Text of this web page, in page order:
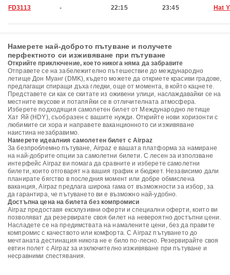
FD3113 - 22:15 23:45 Hat
Намерете най-доброто пътуване и получете
перфектното си изживяване при пътуване
Открийте приключение, което никога няма да забравите
Отправете се на забележително пътешествие до международно
летище Дон Муанг (DMK), където можете да откриете красиви градове,
предлагащи спиращи дъха гледки, още от момента, в който кацнете.
Представете си как се скитате из оживени улици, наслаждавайки се на
местните вкусове и потапяйки се в отличителната атмосфера.
Изберете подходящия самолетен билет от Международно летище
Хат Яй (HDY), съобразен с вашите нужди. Открийте нови хоризонти с
любимите си хора и направете ваканционното си изживяване
наистина незабравимо.
Намерете идеалния самолетен билет с Airpaz
За безпроблемно пътуване, Airpaz е вашата платформа за намиране
на най-добрите опции за самолетни билети. С лесен за използване
интерфейс Airpaz ви помага да сравните и изберете самолетни
билети, които отговарят на вашия график и бюджет. Независимо дали
планирате бягство в последния момент или добре обмислена
ваканция, Airpaz предлага широка гама от възможности за избор, за
да гарантира, че пътуването ви е възможно най-удобно.
Достъпна цена на билета без компромиси
Airpaz предоставя ексклузивни оферти и специални оферти, които ви
позволяват да резервирате своя билет на невероятно достъпни цени.
Насладете се на предимствата на намалените цени, без да правите
компромис с качеството или комфорта. С Airpaz пътуването до
мечтаната дестинация никога не е било по-лесно. Резервирайте своя
евтин полет с Airpaz за изключително изживяване при пътуване и
несравними спестявания.